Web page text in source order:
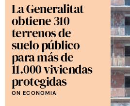
La Generalitat
obtiene 310
terrenos de
suelo público
para más de
11.000 viviendas
protegidas
ON ECONOMIA